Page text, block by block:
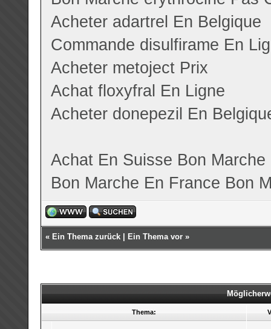
Acheter adartrel En Belgique
Commande disulfirame En
Acheter metoject Prix
Achat floxyfral En Ligne
Acheter donepezil En
Achat En Suisse Bon
Bon Marche En France Bon
« Ein Thema zurück Ein Thema vor »
Thema: